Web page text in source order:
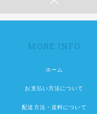
MORE INFO
ホーム
お支払い方法について
配送方法・送料について